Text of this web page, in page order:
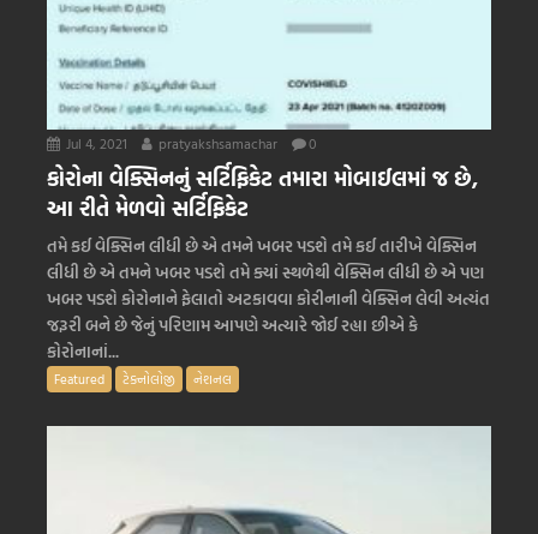
Jul 4, 2021 pratyakshsamachar 0
કોરોના વેક્સિનનું સર્ટિફિકેટ તમારા મોબાઈલમાં જ છે,
આ રીતે મેળવો સર્ટિફિકેટ
તમે કઈ વેક્સિન લીધી છે એ તમને ખબર પડશે તમે કઈ તારીખે વેક્સિન
લીધી છે એ તમને ખબર પડશે તમે ક્યાં સ્થળેથી વેક્સિન લીધી છે એ પણ
ખબર પડશે કોરોનાને ફેલાતો અટકાવવા કોરીનાની વેક્સિન લેવી અત્યંત
જરૂરી બને છે જેનું પરિણામ આપણે અત્યારે જોઈ રહ્યા છીએ કે
કોરોનાનાં...
Featured ટેક્નોલોજી નેશનલ